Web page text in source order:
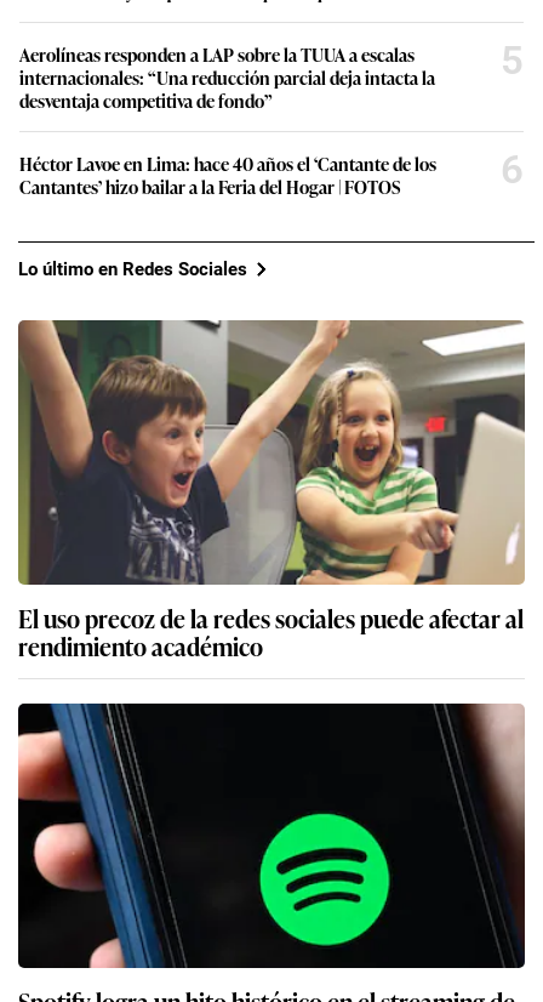
Aerolíneas responden a LAP sobre la TUUA a escalas
internacionales: “Una reducción parcial deja intacta la
desventaja competitiva de fondo”
5
Héctor Lavoe en Lima: hace 40 años el ‘Cantante de los
Cantantes’ hizo bailar a la Feria del Hogar | FOTOS
6
Lo último en Redes Sociales
El uso precoz de la redes sociales puede afectar al
rendimiento académico